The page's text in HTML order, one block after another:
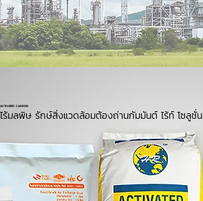
ไร้มลพิษ รักษ์สิ่งแวดล้อมต้องถ่านกัมมันต์ ไร้ท์ โซลูชั่น
ACTIVATED CARBON